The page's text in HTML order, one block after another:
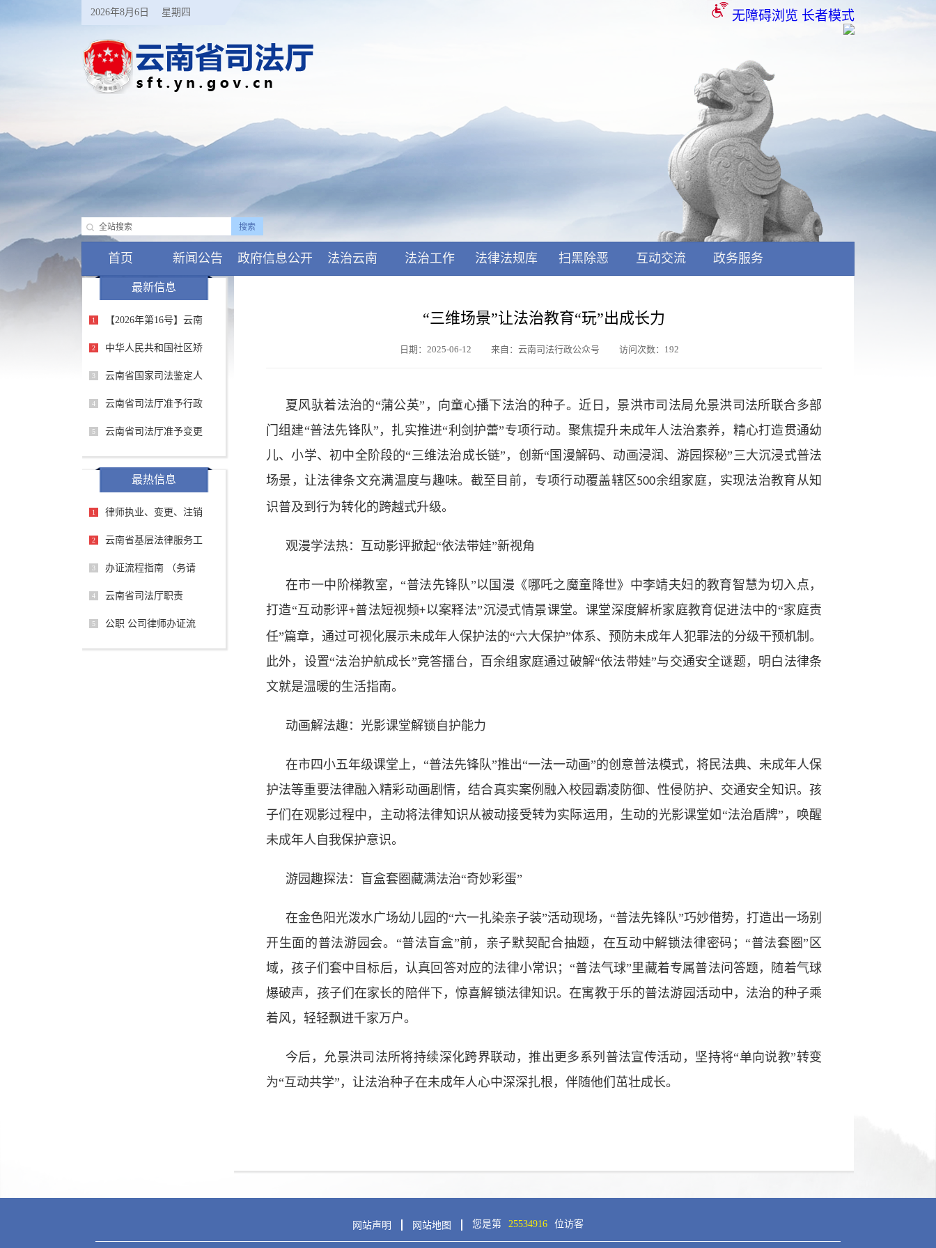
2026年8月6日 星期四 无障碍浏览 长者模式
首页 新闻公告 政府信息公开 法治云南 法治工作 法律法规库 扫黑除恶 互动交流 政务服务
最新信息
1 【2026年第16号】云南
2 中华人民共和国社区矫
3 云南省国家司法鉴定人
4 云南省司法厅准予行政
5 云南省司法厅准予变更
最热信息
1 律师执业、变更、注销
2 云南省基层法律服务工
3 办证流程指南 （务请
4 云南省司法厅职责
5 公职 公司律师办证流
“三维场景”让法治教育“玩”出成长力
日期：2025-06-12 来自：云南司法行政公众号 访问次数： 192
夏风驮着法治的“蒲公英”，向童心播下法治的种子。近日，景洪市司法局允景洪司法所联合多部
门组建“普法先锋队”，扎实推进“利剑护蕾”专项行动。聚焦提升未成年人法治素养，精心打造贯通幼
儿、小学、初中全阶段的“三维法治成长链”，创新“国漫解码、动画浸润、游园探秘”三大沉浸式普法
场景，让法律条文充满温度与趣味。截至目前，专项行动覆盖辖区500余组家庭，实现法治教育从知
识普及到行为转化的跨越式升级。
观漫学法热：互动影评掀起“依法带娃”新视角
在市一中阶梯教室，“普法先锋队”以国漫《哪吒之魔童降世》中李靖夫妇的教育智慧为切入点，
打造“互动影评+普法短视频+以案释法”沉浸式情景课堂。课堂深度解析家庭教育促进法中的“家庭责
任”篇章，通过可视化展示未成年人保护法的“六大保护”体系、预防未成年人犯罪法的分级干预机制。
此外，设置“法治护航成长”竞答擂台，百余组家庭通过破解“依法带娃”与交通安全谜题，明白法律条
文就是温暖的生活指南。
动画解法趣：光影课堂解锁自护能力
在市四小五年级课堂上，“普法先锋队”推出“一法一动画”的创意普法模式，将民法典、未成年人保
护法等重要法律融入精彩动画剧情，结合真实案例融入校园霸凌防御、性侵防护、交通安全知识。孩
子们在观影过程中，主动将法律知识从被动接受转为实际运用，生动的光影课堂如“法治盾牌”，唤醒
未成年人自我保护意识。
游园趣探法：盲盒套圈藏满法治“奇妙彩蛋”
在金色阳光泼水广场幼儿园的“六一扎染亲子装”活动现场，“普法先锋队”巧妙借势，打造出一场别
开生面的普法游园会。“普法盲盒”前，亲子默契配合抽题，在互动中解锁法律密码；“普法套圈”区
域，孩子们套中目标后，认真回答对应的法律小常识；“普法气球”里藏着专属普法问答题，随着气球
爆破声，孩子们在家长的陪伴下，惊喜解锁法律知识。在寓教于乐的普法游园活动中，法治的种子乘
着风，轻轻飘进千家万户。
今后，允景洪司法所将持续深化跨界联动，推出更多系列普法宣传活动，坚持将“单向说教”转变
为“互动共学”，让法治种子在未成年人心中深深扎根，伴随他们茁壮成长。
网站声明 网站地图 您是第 25534916 位访客